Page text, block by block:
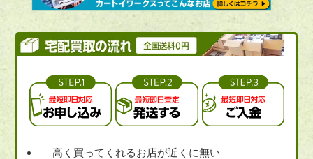
高く買ってくれるお店が近くに無い